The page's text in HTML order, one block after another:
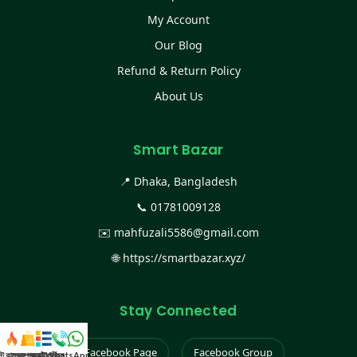
My Account
Our Blog
Refund & Return Policy
About Us
Smart Bazar
📍 Dhaka, Bangladesh
📞 01781009128
✉️ mahfuzali5586@gmail.com
🌐 https://smartbazar.xyz/
Stay Connected
Facebook Page Facebook Group